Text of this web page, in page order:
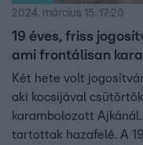
2024. március 15. 17:20
19 éves, friss
ami frontálisan
Két hete volt
aki kocsijával
karambolozott
tartottak hazafelé. A